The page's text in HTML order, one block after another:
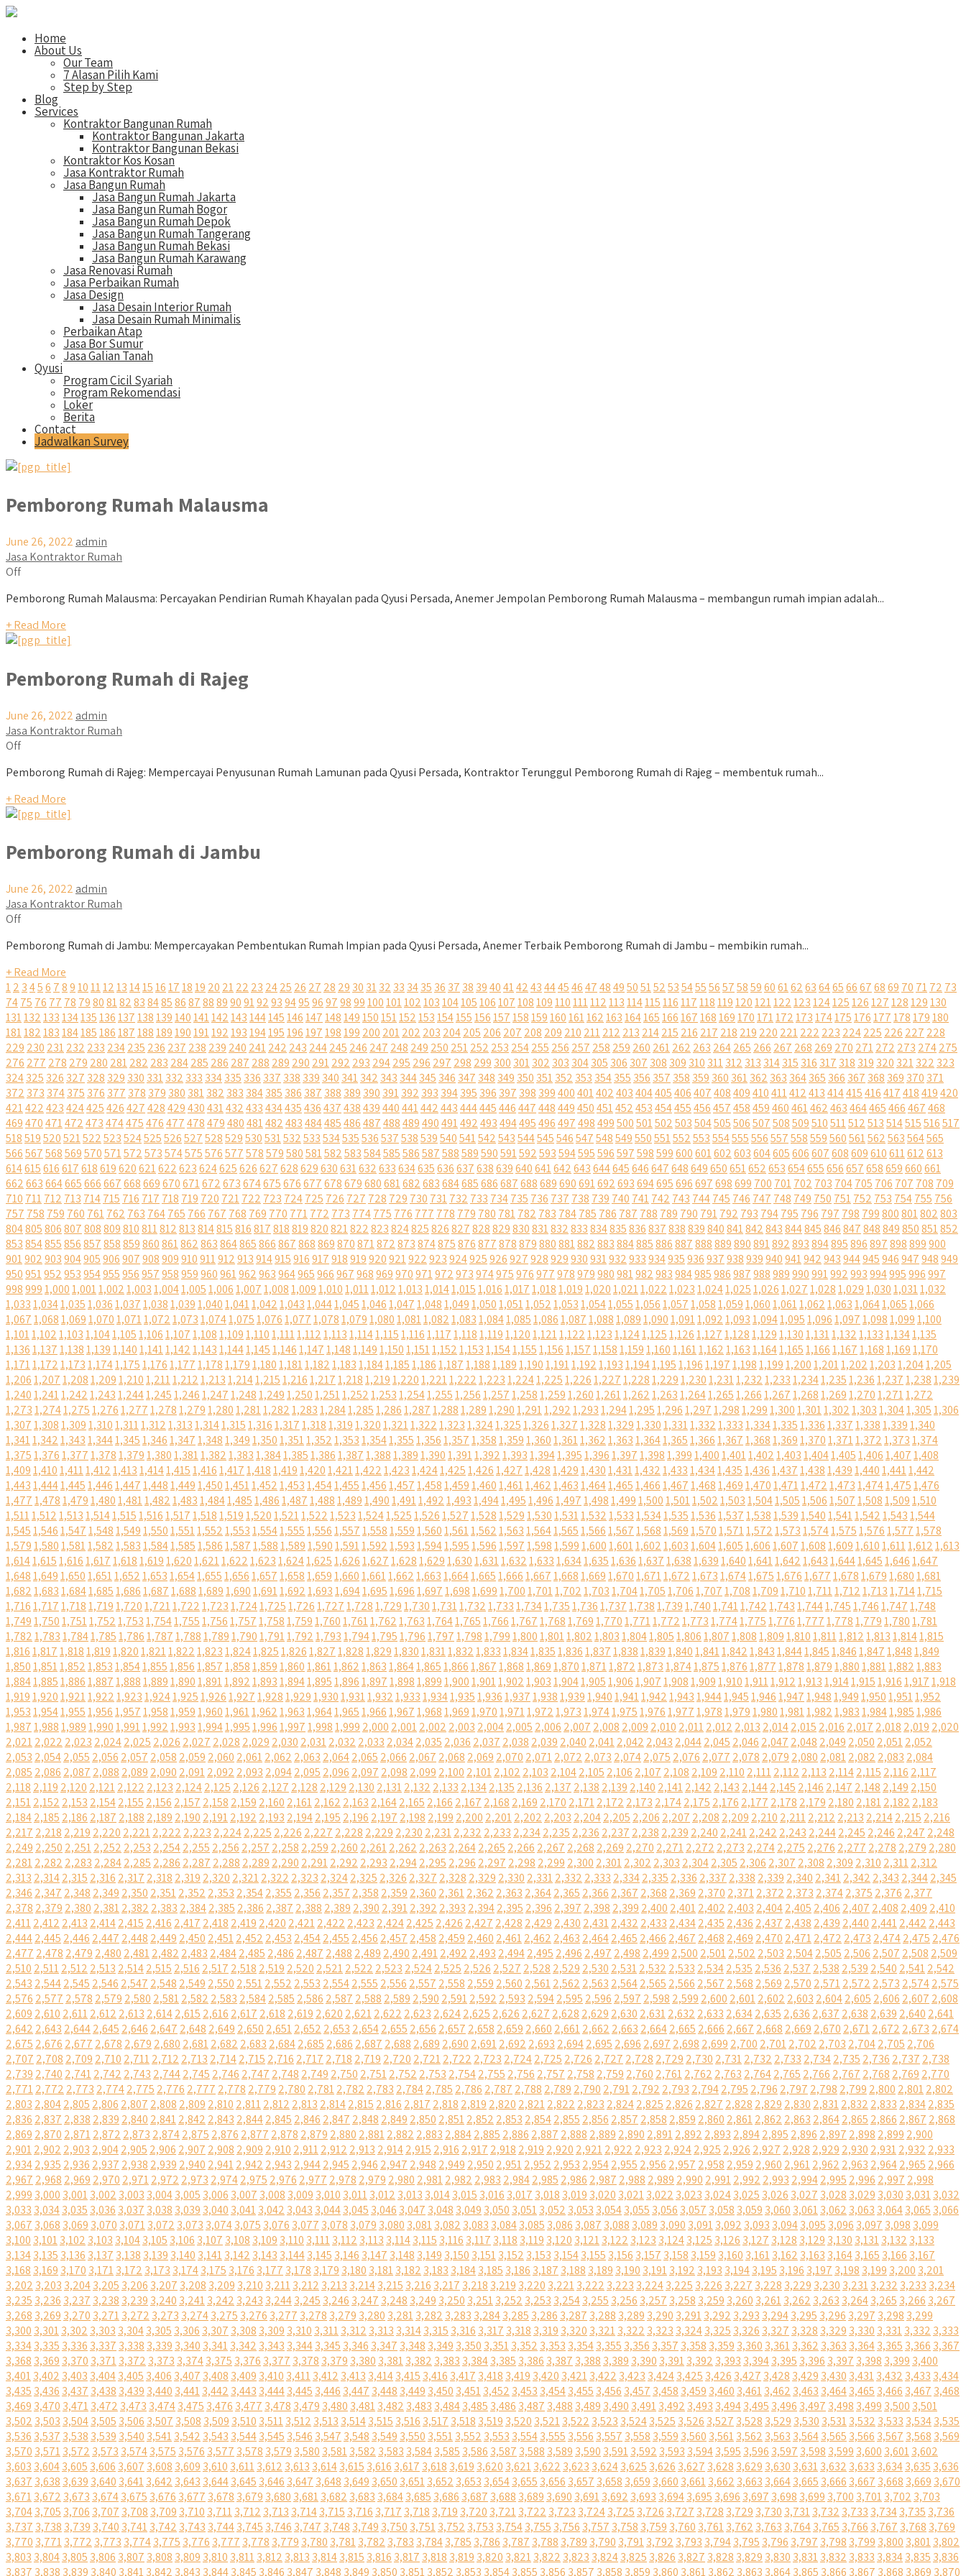
Home
About Us
Our Team
7 Alasan Pilih Kami
Step by Step
Blog
Services
Kontraktor Bangunan Rumah
Kontraktor Bangunan Jakarta
Kontraktor Bangunan Bekasi
Kontraktor Kos Kosan
Jasa Kontraktor Rumah
Jasa Bangun Rumah
Jasa Bangun Rumah Jakarta
Jasa Bangun Rumah Bogor
Jasa Bangun Rumah Depok
Jasa Bangun Rumah Tangerang
Jasa Bangun Rumah Bekasi
Jasa Bangun Rumah Karawang
Jasa Renovasi Rumah
Jasa Perbaikan Rumah
Jasa Design
Jasa Desain Interior Rumah
Jasa Desain Rumah Minimalis
Perbaikan Atap
Jasa Bor Sumur
Jasa Galian Tanah
Qyusi
Program Cicil Syariah
Program Rekomendasi
Loker
Berita
Contact
Jadwalkan Survey
Pemborong Rumah Malausma
June 26, 2022 admin
Jasa Kontraktor Rumah
Off
Pemborong Rumah Malausma: Percayakan Pendirian Rumah Khayalan pada Qyusi Persada, Anemer Jempolan Pemborong Rumah Malausma – membangun rumah impian adalah...
+ Read More
Pemborong Rumah di Rajeg
June 26, 2022 admin
Jasa Kontraktor Rumah
Off
Pemborong Rumah di Rajeg: Mempercayai Penyusunan Rumah Lamunan pada Qyusi Persada, Kontraktor Terunggul Pemborong Rumah di Rajeg – membentuk rumah...
+ Read More
Pemborong Rumah di Jambu
June 26, 2022 admin
Jasa Kontraktor Rumah
Off
Pemborong Rumah di Jambu: Mempercayakan Pembentukan Rumah Impian pada Qyusi Persada, Anemer Terbaik Pemborong Rumah di Jambu – membikin rumah...
+ Read More
12 3456 78910111213141516171819 20 2122 23 2425 26 27 28 29 30 3132 33 3435 36 37 38 39404142434445464748495051525354555657585960616263646566676869 70 7172 73
7475 76 77 78 798081828384858687888990919293949596979899100101102103104105106107108109110111112113114115116117118119120121122123124125126127128129130
131132133134135136137138139140141142143144145146147148149150151152153154155156157158159160161162163164165166167168169170171172173174175176177178179180
181182183184185186187188189190191192193194195196197198199 200 201202 203 204205 206 207 208 209 210 211212 213 214215 216 217 218 219 220 221222 223 224225 226 227 228
229 230 231232 233 234235 236 237 238 239 240 241242 243 244245 246 247 248 249 250 251252 253 254255 256 257 258 259 260 261262 263 264265 266 267 268 269 270 271272 273 274275
276 277 278 279 280 281282 283 284285 286 287 288 289 290 291292 293 294295 296 297 298 299 300 301302 303 304305 306 307 308 309 310 311312 313 314315 316 317 318 319 320 321322 323
324325 326 327 328 329 330 331332 333 334335 336 337 338 339 340 341342 343 344345 346 347 348 349 350 351352 353 354355 356 357 358 359 360 361362 363 364365 366 367 368 369 370 371
372 373 374375 376 377 378 379 380 381382 383 384385 386 387 388 389 390 391392 393 394395 396 397 398 399400401402403404405406407408409410411412413414415416417418419420
421422423424425426427428429430431432433434435436437438439440441442443444445446447448449450451452453454455456457458459460461462463464465466467468
469470471472473474475476477478479480481482483484485486487488489490491492493494495496497498499500501502503504505506507508509510511512513514515516517
518519520521522523524525526527528529530531532533534535536537538539540541542543544545546547548549550551552553554555556557558559560561562563564565
566567568569570571572573574575576577578579580581582583584585586587588589590591592593594595596597598599600601602603604605606607608609610611612613
614615616617618619620621622623624625626627628629630631632633634635636637638639640641642643644645646647648649650651652653654655656657658659660661
662663664665666667668669670671672673674675676677678679680681682683684685686687688689690691692693694695696697698699 700 701702 703 704705 706 707 708 709
710 711712 713 714715 716 717 718 719 720 721722 723 724725 726 727 728 729 730 731732 733 734735 736 737 738 739 740 741742 743 744745 746 747 748 749 750 751752 753 754755 756
757 758 759 760 761762 763 764765 766 767 768 769 770 771772 773 774775 776 777 778 779 780 781782 783 784785 786 787 788 789 790 791792 793 794795 796 797 798 799800801802803
804805806807808809810811812813814815816817818819820821822823824825826827828829830831832833834835836837838839840841842843844845846847848849850851852
853854855856857858859860861862863864865866867868869870871872873874875876877878879880881882883884885886887888889890891892893894895896897898899900
901902903904905906907908909910911912913914915916917918919920921922923924925926927928929930931932933934935936937938939940941942943944945946947948949
950951952953954955956957958959960961962963964965966967968969970971972973974975976977978979980981982983984985986987988989990991992993994995996997
9989991,0001,0011,0021,0031,0041,0051,0061,0071,0081,0091,0101,0111,0121,0131,0141,0151,0161,0171,0181,0191,0201,0211,0221,0231,0241,0251,0261,0271,0281,0291,0301,0311,032
1,0331,0341,0351,0361,0371,0381,0391,0401,0411,0421,0431,0441,0451,0461,0471,0481,0491,0501,0511,0521,0531,0541,0551,0561,0571,0581,0591,0601,0611,0621,0631,0641,0651,066
1,0671,0681,0691,0701,0711,0721,0731,0741,0751,0761,0771,0781,0791,0801,0811,0821,0831,0841,0851,0861,0871,0881,0891,0901,0911,0921,0931,0941,0951,0961,0971,0981,0991,100
1,1011,1021,1031,1041,1051,1061,1071,1081,1091,1101,1111,1121,1131,1141,1151,1161,1171,1181,1191,1201,1211,1221,1231,1241,1251,1261,1271,1281,1291,1301,1311,1321,1331,1341,135
1,1361,1371,1381,1391,1401,1411,1421,1431,1441,1451,1461,1471,1481,1491,1501,1511,1521,1531,1541,1551,1561,1571,1581,1591,1601,1611,1621,1631,1641,1651,1661,1671,1681,1691,170
1,1711,1721,1731,1741,1751,1761,1771,1781,1791,1801,1811,1821,1831,1841,1851,1861,1871,1881,1891,1901,1911,1921,1931,1941,1951,1961,1971,1981,1991,2001,2011,2021,2031,2041,205
1,2061,2071,2081,2091,2101,2111,2121,2131,2141,2151,2161,2171,2181,2191,2201,2211,2221,2231,2241,2251,2261,2271,2281,2291,2301,2311,2321,2331,2341,2351,2361,2371,2381,239
1,2401,2411,2421,2431,2441,2451,2461,2471,2481,2491,2501,2511,2521,2531,2541,2551,2561,2571,2581,2591,2601,2611,2621,2631,2641,2651,2661,2671,2681,2691,2701,2711,272
1,2731,2741,2751,2761,2771,2781,2791,2801,2811,2821,2831,2841,2851,2861,2871,2881,2891,2901,2911,2921,2931,2941,2951,2961,2971,2981,2991,3001,3011,3021,3031,3041,3051,306
1,3071,3081,3091,3101,3111,3121,3131,3141,3151,3161,3171,3181,3191,3201,3211,3221,3231,3241,3251,3261,3271,3281,3291,3301,3311,3321,3331,3341,3351,3361,3371,3381,3391,340
1,3411,3421,3431,3441,3451,3461,3471,3481,3491,3501,3511,3521,3531,3541,3551,3561,3571,3581,3591,3601,3611,3621,3631,3641,3651,3661,3671,3681,3691,3701,3711,3721,3731,374
1,3751,3761,3771,3781,3791,3801,3811,3821,3831,3841,3851,3861,3871,3881,3891,3901,3911,3921,3931,3941,3951,3961,3971,3981,3991,4001,4011,4021,4031,4041,4051,4061,4071,408
1,4091,4101,4111,4121,4131,4141,4151,4161,4171,4181,4191,4201,4211,4221,4231,4241,4251,4261,4271,4281,4291,4301,4311,4321,4331,4341,4351,4361,4371,4381,4391,4401,4411,442
1,4431,4441,4451,4461,4471,4481,4491,4501,4511,4521,4531,4541,4551,4561,4571,4581,4591,4601,4611,4621,4631,4641,4651,4661,4671,4681,4691,4701,4711,4721,4731,4741,4751,476
1,4771,4781,4791,4801,4811,4821,4831,4841,4851,4861,4871,4881,4891,4901,4911,4921,4931,4941,4951,4961,4971,4981,4991,5001,5011,5021,5031,5041,5051,5061,5071,5081,5091,510
1,5111,5121,5131,5141,5151,5161,5171,5181,5191,5201,5211,5221,5231,5241,5251,5261,5271,5281,5291,5301,5311,5321,5331,5341,5351,5361,5371,5381,5391,5401,5411,5421,5431,544
1,5451,5461,5471,5481,5491,5501,5511,5521,5531,5541,5551,5561,5571,5581,5591,5601,5611,5621,5631,5641,5651,5661,5671,5681,5691,5701,5711,5721,5731,5741,5751,5761,5771,578
1,5791,5801,5811,5821,5831,5841,5851,5861,5871,5881,5891,5901,5911,5921,5931,5941,5951,5961,5971,5981,5991,6001,6011,6021,6031,6041,6051,6061,6071,6081,6091,6101,6111,6121,613
1,6141,6151,6161,6171,6181,6191,6201,6211,6221,6231,6241,6251,6261,6271,6281,6291,6301,6311,6321,6331,6341,6351,6361,6371,6381,6391,6401,6411,6421,6431,6441,6451,6461,647
1,6481,6491,6501,6511,6521,6531,6541,6551,6561,6571,6581,6591,6601,6611,6621,6631,6641,6651,6661,6671,6681,6691,6701,6711,6721,6731,6741,6751,6761,6771,6781,6791,6801,681
1,6821,6831,6841,6851,6861,6871,6881,6891,6901,6911,6921,6931,6941,6951,6961,6971,6981,6991,7001,7011,7021,7031,7041,7051,7061,7071,7081,7091,7101,7111,7121,7131,7141,715
1,7161,7171,7181,7191,7201,7211,7221,7231,7241,7251,7261,7271,7281,7291,7301,7311,7321,7331,7341,7351,7361,7371,7381,7391,7401,7411,7421,7431,7441,7451,7461,7471,748
1,7491,7501,7511,7521,7531,7541,7551,7561,7571,7581,7591,7601,7611,7621,7631,7641,7651,7661,7671,7681,7691,7701,7711,7721,7731,7741,7751,7761,7771,7781,7791,7801,781
1,7821,7831,7841,7851,7861,7871,7881,7891,7901,7911,7921,7931,7941,7951,7961,7971,7981,7991,8001,8011,8021,8031,8041,8051,8061,8071,8081,8091,8101,8111,8121,8131,8141,815
1,8161,8171,8181,8191,8201,8211,8221,8231,8241,8251,8261,8271,8281,8291,8301,8311,8321,8331,8341,8351,8361,8371,8381,8391,8401,8411,8421,8431,8441,8451,8461,8471,8481,849
1,8501,8511,8521,8531,8541,8551,8561,8571,8581,8591,8601,8611,8621,8631,8641,8651,8661,8671,8681,8691,8701,8711,8721,8731,8741,8751,8761,8771,8781,8791,8801,8811,8821,883
1,8841,8851,8861,8871,8881,8891,8901,8911,8921,8931,8941,8951,8961,8971,8981,8991,9001,9011,9021,9031,9041,9051,9061,9071,9081,9091,9101,9111,9121,9131,9141,9151,9161,9171,918
1,9191,9201,9211,9221,9231,9241,9251,9261,9271,9281,9291,9301,9311,9321,9331,9341,9351,9361,9371,9381,9391,9401,9411,9421,9431,9441,9451,9461,9471,9481,9491,9501,9511,952
1,9531,9541,9551,9561,9571,9581,9591,9601,9611,9621,9631,9641,9651,9661,9671,9681,9691,9701,9711,9721,9731,9741,9751,9761,9771,9781,9791,9801,9811,9821,9831,9841,9851,986
1,9871,9881,9891,9901,9911,9921,9931,9941,9951,9961,9971,9981,999 2,000 2,0012,002 2,003 2,0042,005 2,006 2,007 2,008 2,009 2,010 2,0112,012 2,013 2,0142,015 2,016 2,017 2,018 2,019 2,020
2,0212,022 2,023 2,0242,025 2,026 2,027 2,028 2,029 2,030 2,0312,032 2,033 2,0342,035 2,036 2,037 2,038 2,039 2,040 2,0412,042 2,043 2,0442,045 2,046 2,047 2,048 2,049 2,050 2,0512,052
2,053 2,0542,055 2,056 2,057 2,058 2,059 2,060 2,0612,062 2,063 2,0642,065 2,066 2,067 2,068 2,069 2,070 2,0712,072 2,073 2,0742,075 2,076 2,077 2,078 2,079 2,080 2,0812,082 2,083 2,084
2,085 2,086 2,087 2,088 2,089 2,090 2,0912,092 2,093 2,0942,095 2,096 2,097 2,098 2,099 2,100 2,1012,102 2,103 2,1042,105 2,106 2,107 2,108 2,109 2,110 2,1112,112 2,113 2,1142,115 2,116 2,117
2,118 2,119 2,120 2,1212,122 2,123 2,1242,125 2,126 2,127 2,128 2,129 2,130 2,1312,132 2,133 2,1342,135 2,136 2,137 2,138 2,139 2,140 2,1412,142 2,143 2,1442,145 2,146 2,147 2,148 2,149 2,150
2,1512,152 2,153 2,1542,155 2,156 2,157 2,158 2,159 2,160 2,1612,162 2,163 2,1642,165 2,166 2,167 2,168 2,169 2,170 2,1712,172 2,173 2,1742,175 2,176 2,177 2,178 2,179 2,180 2,1812,182 2,183
2,1842,185 2,186 2,187 2,188 2,189 2,190 2,1912,192 2,193 2,1942,195 2,196 2,197 2,198 2,199 2,200 2,2012,202 2,203 2,2042,205 2,206 2,207 2,208 2,209 2,210 2,2112,212 2,213 2,2142,215 2,216
2,217 2,218 2,219 2,220 2,2212,222 2,223 2,2242,225 2,226 2,227 2,228 2,229 2,230 2,2312,232 2,233 2,2342,235 2,236 2,237 2,238 2,239 2,240 2,2412,242 2,243 2,2442,245 2,246 2,247 2,248
2,249 2,250 2,2512,252 2,253 2,2542,255 2,256 2,257 2,258 2,259 2,260 2,2612,262 2,263 2,2642,265 2,266 2,267 2,268 2,269 2,270 2,2712,272 2,273 2,2742,275 2,276 2,277 2,278 2,279 2,280
2,2812,282 2,283 2,2842,285 2,286 2,287 2,288 2,289 2,290 2,2912,292 2,293 2,2942,295 2,296 2,297 2,298 2,299 2,300 2,3012,302 2,303 2,3042,305 2,306 2,307 2,308 2,309 2,310 2,3112,312
2,313 2,3142,315 2,316 2,317 2,318 2,319 2,320 2,3212,322 2,323 2,3242,325 2,326 2,327 2,328 2,329 2,330 2,3312,332 2,333 2,3342,335 2,336 2,337 2,338 2,339 2,340 2,3412,342 2,343 2,3442,345
2,346 2,347 2,348 2,349 2,350 2,3512,352 2,353 2,3542,355 2,356 2,357 2,358 2,359 2,360 2,3612,362 2,363 2,3642,365 2,366 2,367 2,368 2,369 2,370 2,3712,372 2,373 2,3742,375 2,376 2,377
2,378 2,379 2,380 2,3812,382 2,383 2,3842,385 2,386 2,387 2,388 2,389 2,390 2,3912,392 2,393 2,3942,395 2,396 2,397 2,398 2,399 2,400 2,4012,402 2,403 2,4042,405 2,406 2,407 2,408 2,409 2,410
2,4112,412 2,413 2,4142,415 2,416 2,417 2,418 2,419 2,420 2,4212,422 2,423 2,4242,425 2,426 2,427 2,428 2,429 2,430 2,4312,432 2,433 2,4342,435 2,436 2,437 2,438 2,439 2,440 2,4412,442 2,443
2,4442,445 2,446 2,447 2,448 2,449 2,450 2,4512,452 2,453 2,4542,455 2,456 2,457 2,458 2,459 2,460 2,4612,462 2,463 2,4642,465 2,466 2,467 2,468 2,469 2,470 2,4712,472 2,473 2,4742,475 2,476
2,477 2,478 2,479 2,480 2,4812,482 2,483 2,4842,485 2,486 2,487 2,488 2,489 2,490 2,4912,492 2,493 2,4942,495 2,496 2,497 2,498 2,499 2,500 2,5012,502 2,503 2,5042,505 2,506 2,507 2,508 2,509
2,510 2,5112,512 2,513 2,5142,515 2,516 2,517 2,518 2,519 2,520 2,5212,522 2,523 2,5242,525 2,526 2,527 2,528 2,529 2,530 2,5312,532 2,533 2,5342,535 2,536 2,537 2,538 2,539 2,540 2,5412,542
2,543 2,5442,545 2,546 2,547 2,548 2,549 2,550 2,5512,552 2,553 2,5542,555 2,556 2,557 2,558 2,559 2,560 2,5612,562 2,563 2,5642,565 2,566 2,567 2,568 2,569 2,570 2,5712,572 2,573 2,5742,575
2,576 2,577 2,578 2,579 2,580 2,5812,582 2,583 2,5842,585 2,586 2,587 2,588 2,589 2,590 2,5912,592 2,593 2,5942,595 2,596 2,597 2,598 2,599 2,600 2,6012,602 2,603 2,6042,605 2,606 2,607 2,608
2,609 2,610 2,6112,612 2,613 2,6142,615 2,616 2,617 2,618 2,619 2,620 2,6212,622 2,623 2,6242,625 2,626 2,627 2,628 2,629 2,630 2,6312,632 2,633 2,6342,635 2,636 2,637 2,638 2,639 2,640 2,641
2,642 2,643 2,6442,645 2,646 2,647 2,648 2,649 2,650 2,6512,652 2,653 2,6542,655 2,656 2,657 2,658 2,659 2,660 2,6612,662 2,663 2,6642,665 2,666 2,667 2,668 2,669 2,670 2,6712,672 2,673 2,674
2,675 2,676 2,677 2,678 2,679 2,680 2,6812,682 2,683 2,6842,685 2,686 2,687 2,688 2,689 2,690 2,6912,692 2,693 2,6942,695 2,696 2,697 2,698 2,699 2,700 2,7012,702 2,703 2,7042,705 2,706
2,707 2,708 2,709 2,710 2,7112,712 2,713 2,7142,715 2,716 2,717 2,718 2,719 2,720 2,7212,722 2,723 2,7242,725 2,726 2,727 2,728 2,729 2,730 2,7312,732 2,733 2,7342,735 2,736 2,737 2,738
2,739 2,740 2,7412,742 2,743 2,7442,745 2,746 2,747 2,748 2,749 2,750 2,7512,752 2,753 2,7542,755 2,756 2,757 2,758 2,759 2,760 2,7612,762 2,763 2,7642,765 2,766 2,767 2,768 2,769 2,770
2,7712,772 2,773 2,7742,775 2,776 2,777 2,778 2,779 2,780 2,7812,782 2,783 2,7842,785 2,786 2,787 2,788 2,789 2,790 2,7912,792 2,793 2,7942,795 2,796 2,797 2,798 2,799 2,800 2,8012,802
2,803 2,8042,805 2,806 2,807 2,808 2,809 2,810 2,8112,812 2,813 2,8142,815 2,816 2,817 2,818 2,819 2,820 2,8212,822 2,823 2,8242,825 2,826 2,827 2,828 2,829 2,830 2,8312,832 2,833 2,8342,835
2,836 2,837 2,838 2,839 2,840 2,8412,842 2,843 2,8442,845 2,846 2,847 2,848 2,849 2,850 2,8512,852 2,853 2,8542,855 2,856 2,857 2,858 2,859 2,860 2,8612,862 2,863 2,8642,865 2,866 2,867 2,868
2,869 2,870 2,8712,872 2,873 2,8742,875 2,876 2,877 2,878 2,879 2,880 2,8812,882 2,883 2,8842,885 2,886 2,887 2,888 2,889 2,890 2,8912,892 2,893 2,8942,895 2,896 2,897 2,898 2,899 2,900
2,9012,902 2,903 2,9042,905 2,906 2,907 2,908 2,909 2,910 2,9112,912 2,913 2,9142,915 2,916 2,917 2,918 2,919 2,920 2,9212,922 2,923 2,9242,925 2,926 2,927 2,928 2,929 2,930 2,9312,932 2,933
2,9342,935 2,936 2,937 2,938 2,939 2,940 2,9412,942 2,943 2,9442,945 2,946 2,947 2,948 2,949 2,950 2,9512,952 2,953 2,9542,955 2,956 2,957 2,958 2,959 2,960 2,9612,962 2,963 2,9642,965 2,966
2,967 2,968 2,969 2,970 2,9712,972 2,973 2,9742,975 2,976 2,977 2,978 2,979 2,980 2,9812,982 2,983 2,9842,985 2,986 2,987 2,988 2,989 2,990 2,9912,992 2,993 2,9942,995 2,996 2,997 2,998
2,999 3,000 3,0013,002 3,003 3,0043,005 3,006 3,007 3,008 3,009 3,010 3,0113,012 3,013 3,0143,015 3,016 3,017 3,018 3,019 3,020 3,0213,022 3,023 3,0243,025 3,026 3,027 3,028 3,029 3,030 3,0313,032
3,033 3,0343,035 3,036 3,037 3,038 3,039 3,040 3,0413,042 3,043 3,0443,045 3,046 3,047 3,048 3,049 3,050 3,0513,052 3,053 3,0543,055 3,056 3,057 3,058 3,059 3,060 3,0613,062 3,063 3,0643,065 3,066
3,067 3,068 3,069 3,070 3,0713,072 3,073 3,0743,075 3,076 3,077 3,078 3,079 3,080 3,0813,082 3,083 3,0843,085 3,086 3,087 3,088 3,089 3,090 3,0913,092 3,093 3,0943,095 3,096 3,097 3,098 3,099
3,100 3,1013,102 3,103 3,1043,105 3,106 3,107 3,108 3,109 3,110 3,1113,112 3,113 3,1143,115 3,116 3,117 3,118 3,119 3,120 3,1213,122 3,123 3,1243,125 3,126 3,127 3,128 3,129 3,130 3,1313,132 3,133
3,1343,135 3,136 3,137 3,138 3,139 3,140 3,1413,142 3,143 3,1443,145 3,146 3,147 3,148 3,149 3,150 3,1513,152 3,153 3,1543,155 3,156 3,157 3,158 3,159 3,160 3,1613,162 3,163 3,1643,165 3,166 3,167
3,168 3,169 3,170 3,1713,172 3,173 3,1743,175 3,176 3,177 3,178 3,179 3,180 3,1813,182 3,183 3,1843,185 3,186 3,187 3,188 3,189 3,190 3,1913,192 3,193 3,1943,195 3,196 3,197 3,198 3,199 3,200 3,201
3,202 3,203 3,2043,205 3,206 3,207 3,208 3,209 3,210 3,2113,212 3,213 3,2143,215 3,216 3,217 3,218 3,219 3,220 3,2213,222 3,223 3,2243,225 3,226 3,227 3,228 3,229 3,230 3,2313,232 3,233 3,234
3,235 3,236 3,237 3,238 3,239 3,240 3,2413,242 3,243 3,2443,245 3,246 3,247 3,248 3,249 3,250 3,2513,252 3,253 3,2543,255 3,256 3,257 3,258 3,259 3,260 3,2613,262 3,263 3,2643,265 3,266 3,267
3,268 3,269 3,270 3,2713,272 3,273 3,2743,275 3,276 3,277 3,278 3,279 3,280 3,2813,282 3,283 3,2843,285 3,286 3,287 3,288 3,289 3,290 3,2913,292 3,293 3,2943,295 3,296 3,297 3,298 3,299
3,300 3,3013,302 3,303 3,3043,305 3,306 3,307 3,308 3,309 3,310 3,3113,312 3,313 3,3143,315 3,316 3,317 3,318 3,319 3,320 3,3213,322 3,323 3,3243,325 3,326 3,327 3,328 3,329 3,330 3,3313,332 3,333
3,3343,335 3,336 3,337 3,338 3,339 3,340 3,3413,342 3,343 3,3443,345 3,346 3,347 3,348 3,349 3,350 3,3513,352 3,353 3,3543,355 3,356 3,357 3,358 3,359 3,360 3,3613,362 3,363 3,3643,365 3,366 3,367
3,368 3,369 3,370 3,3713,372 3,373 3,3743,375 3,376 3,377 3,378 3,379 3,380 3,3813,382 3,383 3,3843,385 3,386 3,387 3,388 3,389 3,390 3,3913,392 3,393 3,3943,395 3,396 3,397 3,398 3,399 3,400
3,4013,402 3,403 3,4043,405 3,406 3,407 3,408 3,409 3,410 3,4113,412 3,413 3,4143,415 3,416 3,417 3,418 3,419 3,420 3,4213,422 3,423 3,4243,425 3,426 3,427 3,428 3,429 3,430 3,4313,432 3,433 3,434
3,435 3,436 3,437 3,438 3,439 3,440 3,4413,442 3,443 3,4443,445 3,446 3,447 3,448 3,449 3,450 3,4513,452 3,453 3,4543,455 3,456 3,457 3,458 3,459 3,460 3,4613,462 3,463 3,4643,465 3,466 3,467 3,468
3,469 3,470 3,4713,472 3,473 3,4743,475 3,476 3,477 3,478 3,479 3,480 3,4813,482 3,483 3,4843,485 3,486 3,487 3,488 3,489 3,490 3,4913,492 3,493 3,4943,495 3,496 3,497 3,498 3,499 3,500 3,501
3,502 3,503 3,5043,505 3,506 3,507 3,508 3,509 3,510 3,5113,512 3,513 3,5143,515 3,516 3,517 3,518 3,519 3,520 3,5213,522 3,523 3,5243,525 3,526 3,527 3,528 3,529 3,530 3,5313,532 3,533 3,5343,535
3,536 3,537 3,538 3,539 3,540 3,5413,542 3,543 3,5443,545 3,546 3,547 3,548 3,549 3,550 3,5513,552 3,553 3,5543,555 3,556 3,557 3,558 3,559 3,560 3,5613,562 3,563 3,5643,565 3,566 3,567 3,568 3,569
3,570 3,5713,572 3,573 3,5743,575 3,576 3,577 3,578 3,579 3,580 3,5813,582 3,583 3,5843,585 3,586 3,587 3,588 3,589 3,590 3,5913,592 3,593 3,5943,595 3,596 3,597 3,598 3,599 3,600 3,6013,602
3,603 3,6043,605 3,606 3,607 3,608 3,609 3,610 3,6113,612 3,613 3,6143,615 3,616 3,617 3,618 3,619 3,620 3,6213,622 3,623 3,6243,625 3,626 3,627 3,628 3,629 3,630 3,6313,632 3,633 3,6343,635 3,636
3,637 3,638 3,639 3,640 3,6413,642 3,643 3,6443,645 3,646 3,647 3,648 3,649 3,650 3,6513,652 3,653 3,6543,655 3,656 3,657 3,658 3,659 3,660 3,6613,662 3,663 3,6643,665 3,666 3,667 3,668 3,669 3,670
3,6713,672 3,673 3,6743,675 3,676 3,677 3,678 3,679 3,680 3,6813,682 3,683 3,6843,685 3,686 3,687 3,688 3,689 3,690 3,6913,692 3,693 3,6943,695 3,696 3,697 3,698 3,699 3,700 3,7013,702 3,703
3,7043,705 3,706 3,707 3,708 3,709 3,710 3,7113,712 3,713 3,7143,715 3,716 3,717 3,718 3,719 3,720 3,7213,722 3,723 3,7243,725 3,726 3,727 3,728 3,729 3,730 3,7313,732 3,733 3,7343,735 3,736
3,737 3,738 3,739 3,740 3,7413,742 3,743 3,7443,745 3,746 3,747 3,748 3,749 3,750 3,7513,752 3,753 3,7543,755 3,756 3,757 3,758 3,759 3,760 3,7613,762 3,763 3,7643,765 3,766 3,767 3,768 3,769
3,770 3,7713,772 3,773 3,7743,775 3,776 3,777 3,778 3,779 3,780 3,7813,782 3,783 3,7843,785 3,786 3,787 3,788 3,789 3,790 3,7913,792 3,793 3,7943,795 3,796 3,797 3,798 3,799 3,800 3,8013,802
3,803 3,8043,805 3,806 3,807 3,808 3,809 3,810 3,8113,812 3,813 3,8143,815 3,816 3,817 3,818 3,819 3,820 3,8213,822 3,823 3,8243,825 3,826 3,827 3,828 3,829 3,830 3,8313,832 3,833 3,8343,835 3,836
3,837 3,838 3,839 3,840 3,8413,842 3,843 3,8443,845 3,846 3,847 3,848 3,849 3,850 3,8513,852 3,853 3,8543,855 3,856 3,857 3,858 3,859 3,860 3,8613,862 3,863 3,8643,865 3,866 3,867 3,868 3,869 3,870